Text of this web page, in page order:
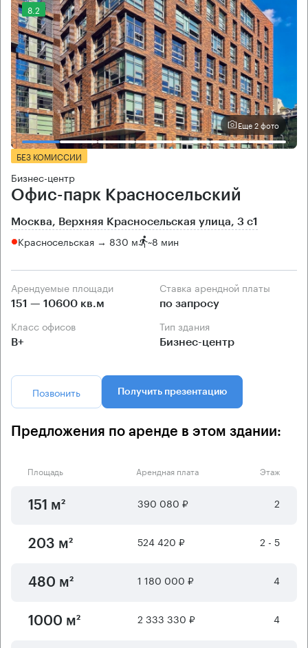
8.2
Еще 2 фото
БЕЗ КОМИССИИ
Бизнес-центр
Офис-парк Красносельский
Москва, Верхняя Красносельская улица, 3 с1
Красносельская → 830 м ~8 мин
Арендуемые площади
151 — 10600 кв.м
Ставка арендной платы
по запросу
Класс офисов
B+
Тип здания
Бизнес-центр
Позвонить Получить презентацию
Предложения по аренде в этом здании:
Площадь Арендная плата Этаж
151 м² 390 080 ₽ 2
203 м² 524 420 ₽ 2 - 5
480 м² 1 180 000 ₽ 4
1000 м² 2 333 330 ₽ 4